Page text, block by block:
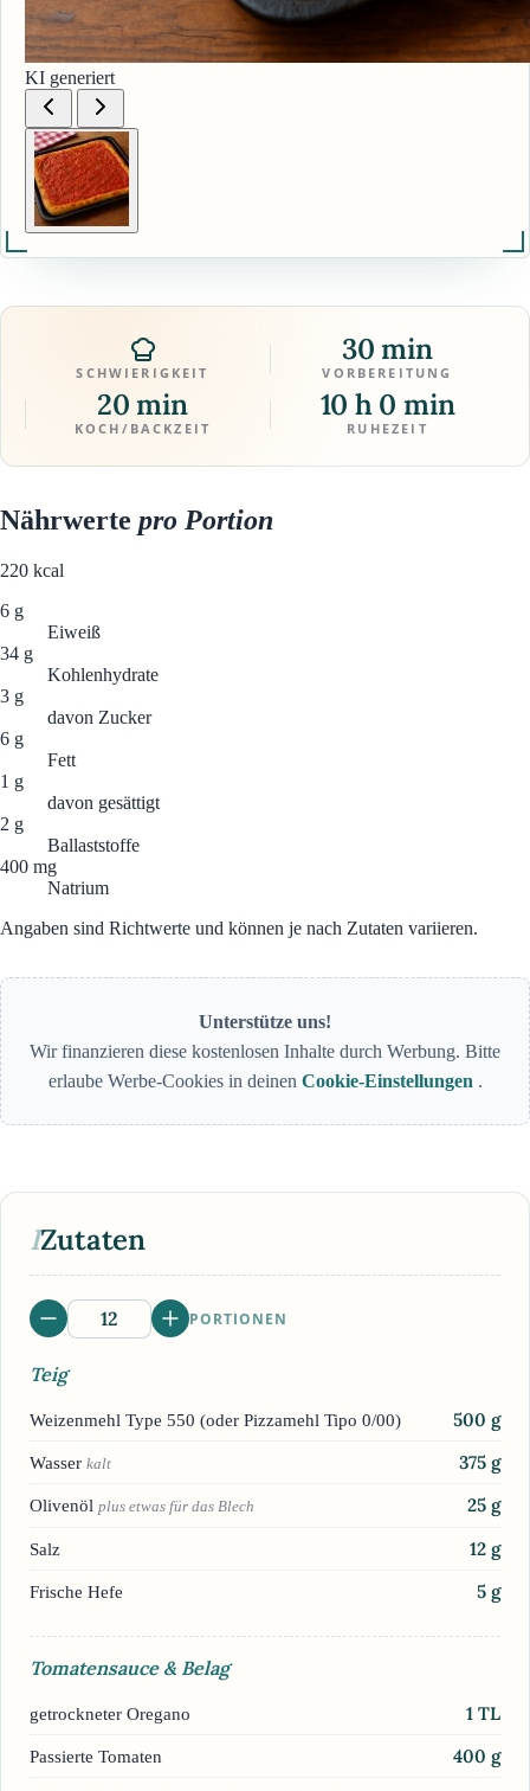
KI generiert
SCHWIERIGKEIT
30 min
VORBEREITUNG
20 min
KOCH/BACKZEIT
10 h 0 min
RUHEZEIT
Nährwerte pro Portion
220 kcal
6 g
Eiweiß
34 g
Kohlenhydrate
3 g
davon Zucker
6 g
Fett
1 g
davon gesättigt
2 g
Ballaststoffe
400 mg
Natrium
Angaben sind Richtwerte und können je nach Zutaten variieren.
Unterstütze uns!
Wir finanzieren diese kostenlosen Inhalte durch Werbung. Bitte
erlaube Werbe-Cookies in deinen Cookie-Einstellungen .
IZutaten
PORTIONEN
Teig
Weizenmehl Type 550 (oder Pizzamehl Tipo 0/00) 500 g
Wasser kalt 375 g
Olivenöl plus etwas für das Blech 25 g
Salz 12 g
Frische Hefe 5 g
Tomatensauce & Belag
getrockneter Oregano 1 TL
Passierte Tomaten 400 g